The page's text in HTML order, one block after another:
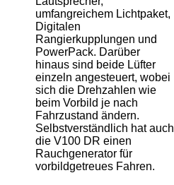
umfangreichem Lichtpaket,
Digitalen
Rangierkupplungen und
PowerPack. Darüber
hinaus sind beide Lüfter
einzeln angesteuert, wobei
sich die Drehzahlen wie
beim Vorbild je nach
Fahrzustand ändern.
Selbstverständlich hat auch
die V100 DR einen
Rauchgenerator für
vorbildgetreues Fahren.